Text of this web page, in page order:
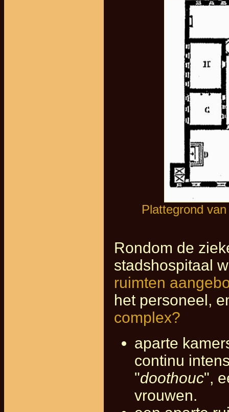
Plattegrond
Rondom de
stadshospitaal
ruimten
het personeel,
complex?
aparte
continu
"doothouc",
vrouwen.